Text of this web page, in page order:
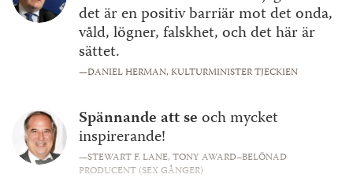
det är en positiv barriär mot det onda,
våld, lögner, falskhet, och det här är
sättet.
—DANIEL HERMAN,KULTURMINISTER TJECKIEN
Spännande att seoch mycket
inspirerande!
—STEWART F. LANE,TONY AWARD–BELÖNAD
PRODUCENT (SEX GÅNGER)